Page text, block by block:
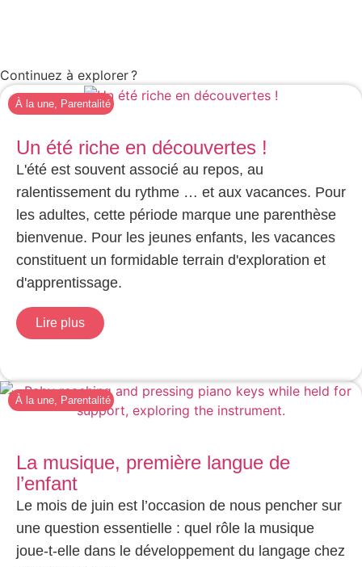
Continuez à explorer ?
À la une Parentalité
Un été riche en découvertes !
L'été est souvent associé au repos, au
ralentissement du rythme … et aux vacances. Pour
les adultes, cette période marque une parenthèse
bienvenue. Pour les jeunes enfants, les vacances
constituent un formidable terrain d'exploration et
d'apprentissage.
Lire plus
À la une, Parentalité
La musique, première langue de
l’enfant
Le mois de juin est l’occasion de nous pencher sur
une question essentielle : quel rôle la musique
joue-t-elle dans le développement du langage chez